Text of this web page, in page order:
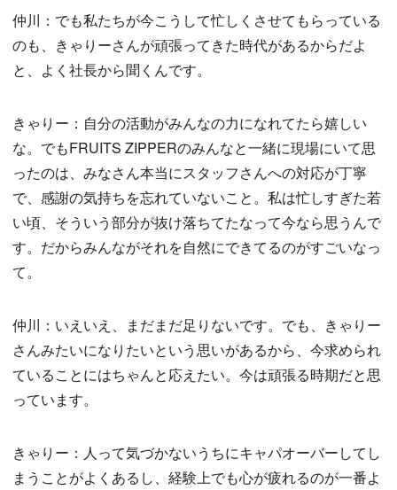
仲川：でも私たちが今こうして忙しくさせてもらっている
のも、きゃりーさんが頑張ってきた時代があるからだよ
と、よく社長から聞くんです。
きゃりー：自分の活動がみんなの力になれてたら嬉しい
な。でもFRUITS ZIPPERのみんなと一緒に現場にいて思
ったのは、みなさん本当にスタッフさんへの対応が丁寧
で、感謝の気持ちを忘れていないこと。私は忙しすぎた若
い頃、そういう部分が抜け落ちてたなって今なら思うんで
す。だからみんながそれを自然にできてるのがすごいなっ
て。
仲川：いえいえ、まだまだ足りないです。でも、きゃりー
さんみたいになりたいという思いがあるから、今求められ
ていることにはちゃんと応えたい。今は頑張る時期だと思
っています。
きゃりー：人って気づかないうちにキャパオーバーしてし
まうことがよくあるし、経験上でも心が疲れるのが一番よ